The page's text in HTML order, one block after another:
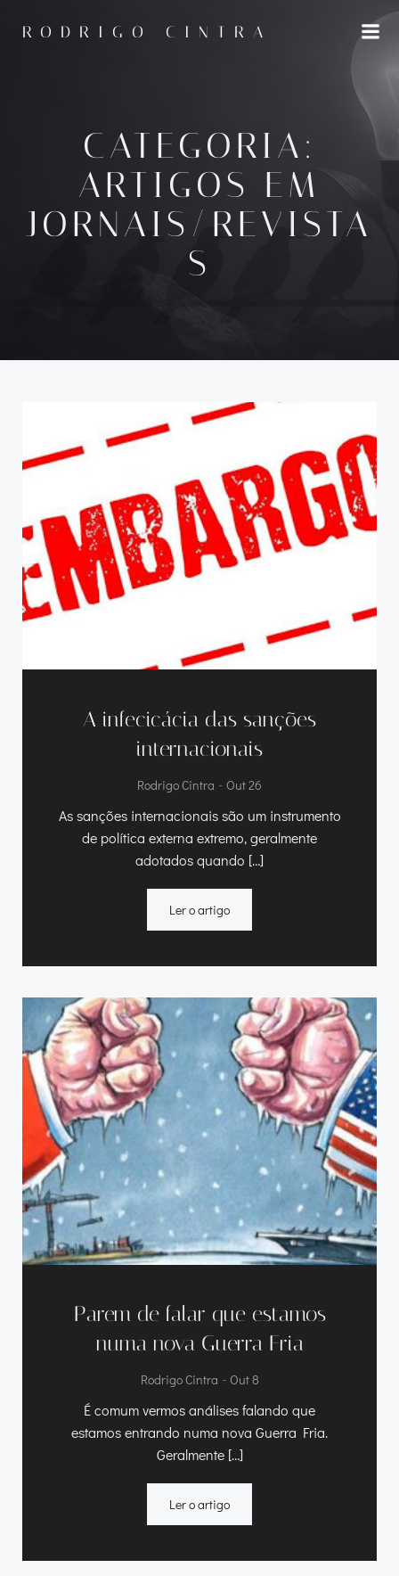
para
RODRIGO CINTRA
CATEGORIA:
ARTIGOS EM
JORNAIS/REVISTA
S
A infecicácia das sanções
internacionais
Rodrigo Cintra - Out 26
As sanções internacionais são um instrumento
de política externa extremo, geralmente
adotados quando […]
Ler o artigo
Parem de falar que estamos
numa nova Guerra Fria
Rodrigo Cintra - Out 8
É comum vermos análises falando que
estamos entrando numa nova Guerra Fria.
Geralmente […]
Ler o artigo